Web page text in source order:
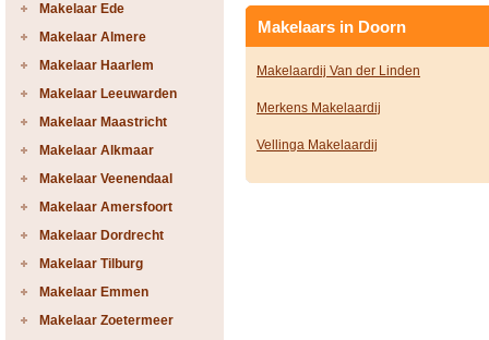
Makelaar Ede
Makelaar Almere
Makelaar Haarlem
Makelaar Leeuwarden
Makelaar Maastricht
Makelaar Alkmaar
Makelaar Veenendaal
Makelaar Amersfoort
Makelaar Dordrecht
Makelaar Tilburg
Makelaar Emmen
Makelaar Zoetermeer
Makelaars in Doorn
Makelaardij Van der Linden
Merkens Makelaardij
Vellinga Makelaardij